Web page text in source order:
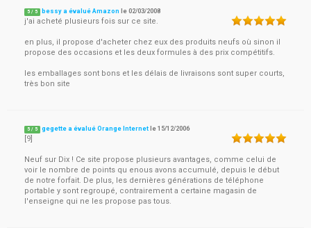
5 / 5 bessy a évalué Amazon le02/03/2008
j'ai acheté plusieurs fois sur ce site.
en plus, il propose d'acheter chez eux des produits neufs où sinon il
propose des occasions et les deux formules à des prix compétitifs.
les emballages sont bons et les délais de livraisons sont super courts,
très bon site
5 / 5 gegette a évalué Orange Internet le15/12/2006
[9]
Neuf sur Dix ! Ce site propose plusieurs avantages, comme celui de
voir le nombre de points qu enous avons accumulé, depuis le début
de notre forfait. De plus, les dernières générations de téléphone
portable y sont regroupé, contrairement a certaine magasin de
l'enseigne qui ne les propose pas tous.